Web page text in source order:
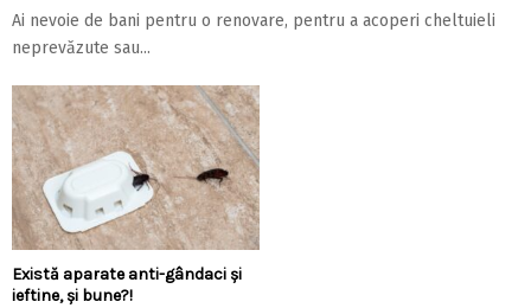
Ai nevoie de bani pentru o renovare, pentru a acoperi cheltuieli
neprevăzute sau...
Există aparate anti-gândaci și
ieftine, și bune?!